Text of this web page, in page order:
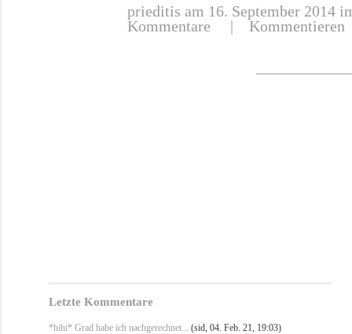
prieditis am 16. September 2014
Kommentare |Kommentieren
Letzte Kommentare
*hihi* Grad habe ich nachgerechnet... (sid, 04. Feb. 21, 19:03)